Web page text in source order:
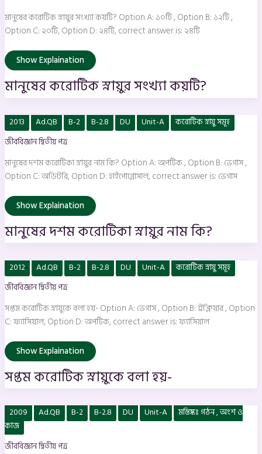
মানুষের করোটিক স্নায়ুর সংখ্যা কয়টি? Option A: ১০টি , Option B: ১২টি ,
Option C: ২০টি, Option D: ২৪টি, correct answer is: ২৪টি
Show Explaination
মানুষের করোটিক স্নায়ুর সংখ্যা কয়টি?
2013 Ad.QB B-2 B-2.8 DU Unit-A
করোটিক স্নায়ু সমূহ
জীববিজ্ঞান দ্বিতীয় পত্র
মানুষের দশম করােটিকা স্নায়ুর নাম কি? Option A: অপটিক , Option B: ভেগাস ,
Option C: অডিটরি, Option D: হাইপােগ্লোসাল, correct answer is: ভেগাস
মানুষের
দশম
করােটিকা
স্নায়ুর
কি?
Show Explaination
মানুষের দশম করােটিকা স্নায়ুর নাম কি?
2012 Ad.QB B-2 B-2.8 DU Unit-A
করোটিক স্নায়ু সমূহ
জীববিজ্ঞান দ্বিতীয় পত্র
সপ্তম করোটিক স্নায়ুকে বলা হয়- Option A: ভেগাস , Option B: ট্রক্লিয়ার , Option
C: ফ্যাসিয়াল, Option D: অপটিক, correct answer is: ফ্যাসিয়াল
সপ্তম
করোটিক
স্নায়ুকে
বলা
Show Explaination
সপ্তম করোটিক স্নায়ুকে বলা হয়-
2009 Ad.QB B-2 B-2.8 DU Unit-A
মস্তিষ্কঃ গঠন , অংশ ও
কাজ
জীববিজ্ঞান দ্বিতীয় পত্র
কোন
হরমোন
রেচনে
ভূমিকা
রাখে?